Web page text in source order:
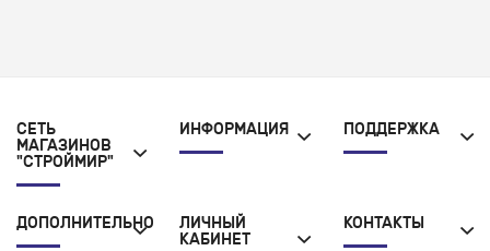
СЕТЬ
МАГАЗИНОВ
"СТРОЙМИР"
ИНФОРМАЦИЯ ПОДДЕРЖКА
ДОПОЛНИТЕЛЬНО
ЛИЧНЫЙ
КАБИНЕТ
КОНТАКТЫ